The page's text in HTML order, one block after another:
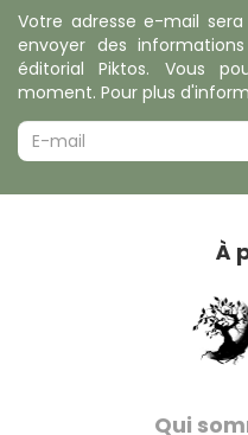
Votre adresse e-mail
envoyer des
éditorial Piktos. Vous
moment. Pour plus
À
Qui